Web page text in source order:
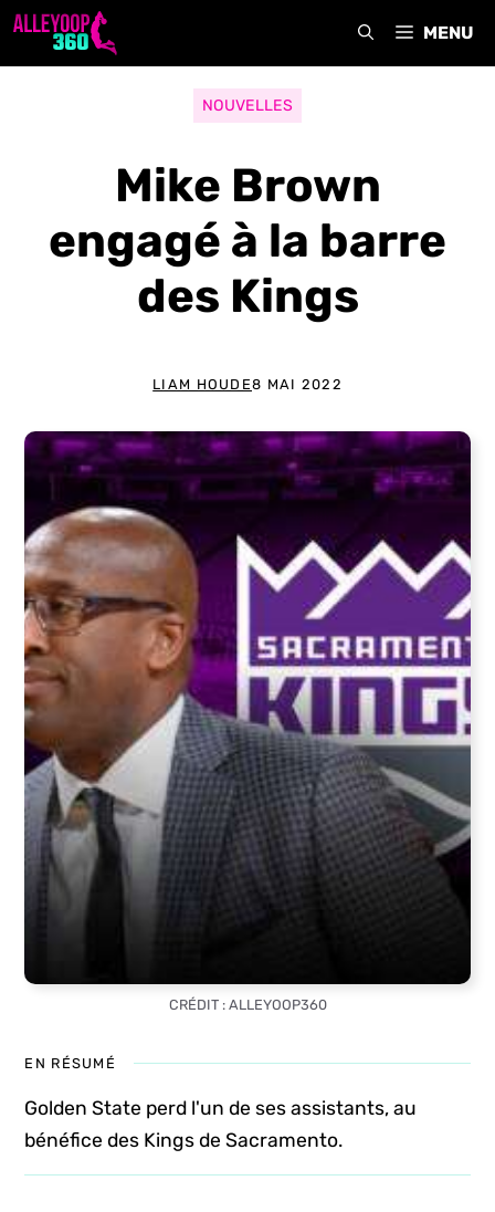
Aller
MENU
NOUVELLES
Mike Brown
engagé à la barre
des Kings
LIAM HOUDE8 MAI 2022
CRÉDIT : ALLEYOOP360
EN RÉSUMÉ
Golden State perd l'un de ses assistants, au
bénéfice des Kings de Sacramento.